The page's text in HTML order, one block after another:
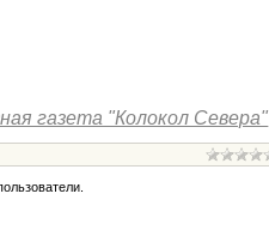
газета "Колокол Севера"